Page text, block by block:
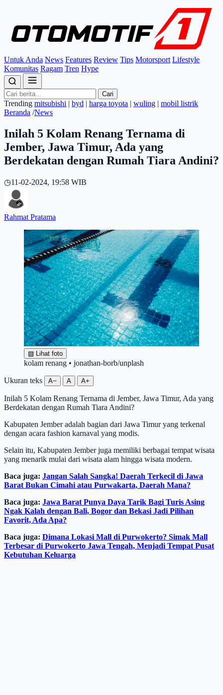
Untuk Anda News Features Review Tips Motorsport Lifestyle
Komunitas Ragam Tren Hype
Cari
Trending mitsubishi | byd | harga toyota | wuling | mobil listrik
Beranda /News
Inilah 5 Kolam Renang Ternama di
Jember, Jawa Timur, Ada yang
Berdekatan dengan Rumah Tiara Andini?
◷11-02-2024, 19:58 WIB
Rahmat Pratama
▧ Lihat foto
kolam renang • jonathan-borb/unplash
Ukuran teks A− A A+
Inilah 5 Kolam Renang Ternama di Jember, Jawa Timur, Ada yang
Berdekatan dengan Rumah Tiara Andini?
Kabupaten Jember adalah bagian dari Jawa Timur yang terkenal
dengan acara fashion karnaval yang modis.
Selain itu, Kabupaten Jember juga memiliki berbagai tempat wisata
yang menarik mulai dari wisata alam hingga wisata modern.
Baca juga: Jangan Salah Sangka! Daerah Terkecil di Jawa
Barat Bukan Cimahi atau Purwakarta, Daerah Mana?
Baca juga: Jawa Barat Punya Daya Tarik Bagi Turis Asing
Ngak Kalah dengan Bali, Bogor dan Bekasi Jadi Pilihan
Favorit, Ada Apa?
Baca juga: Dimana Lokasi Mall di Purwokerto? Simak Mall
Terbesar di Purwokerto Jawa Tengah, Menjadi Tempat Pusat
Kebutuhan Keluarga